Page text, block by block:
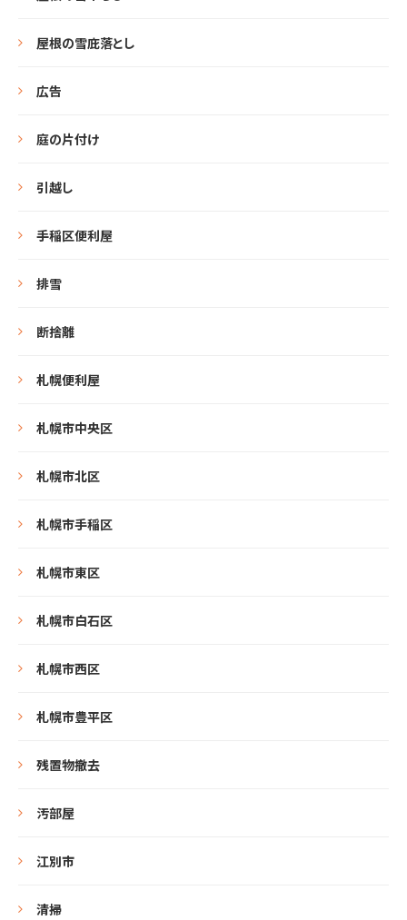
屋根の雪庇落とし
広告
庭の片付け
引越し
手稲区便利屋
排雪
断捨離
札幌便利屋
札幌市中央区
札幌市北区
札幌市手稲区
札幌市東区
札幌市白石区
札幌市西区
札幌市豊平区
残置物撤去
汚部屋
江別市
清掃